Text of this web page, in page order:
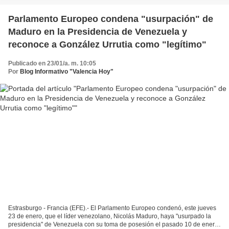
Parlamento Europeo condena "usurpación" de
Maduro en la Presidencia de Venezuela y
reconoce a González Urrutia como "legítimo"
Publicado en 23/01/a. m. 10:05
Por Blog Informativo "Valencia Hoy"
Estrasburgo - Francia (EFE).- El Parlamento Europeo condenó, este jueves
23 de enero, que el líder venezolano, Nicolás Maduro, haya "usurpado la
presidencia" de Venezuela con su toma de posesión el pasado 10 de enero